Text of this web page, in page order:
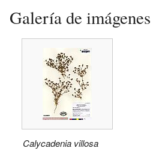
Galería de imágenes
Calycadenia villosa